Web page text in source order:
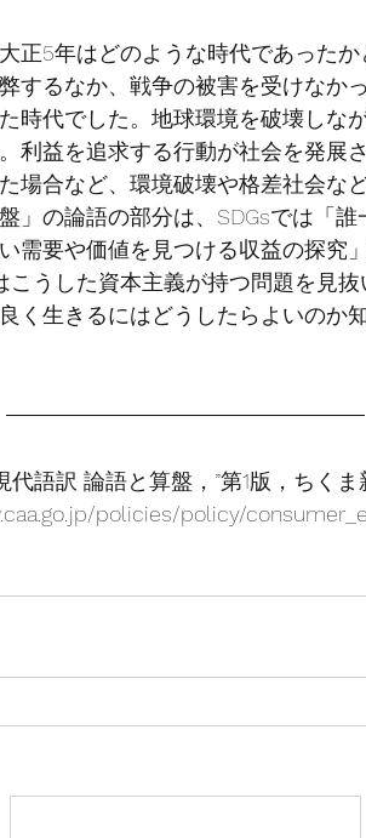
正5年はどのような時代であった
するなか、戦争の被害を受けなか
時代でした。地球環境を破壊しな
利益を追求する行動が社会を発展
場合など、環境破壊や格差社会な
」の論語の部分は、SDGsでは「
需要や価値を見つける収益の探究
こうした資本主義が持つ問題を見
く生きるにはどうしたらよいのか
語訳 論語と算盤，”第1版，ちくま
policies/policy/